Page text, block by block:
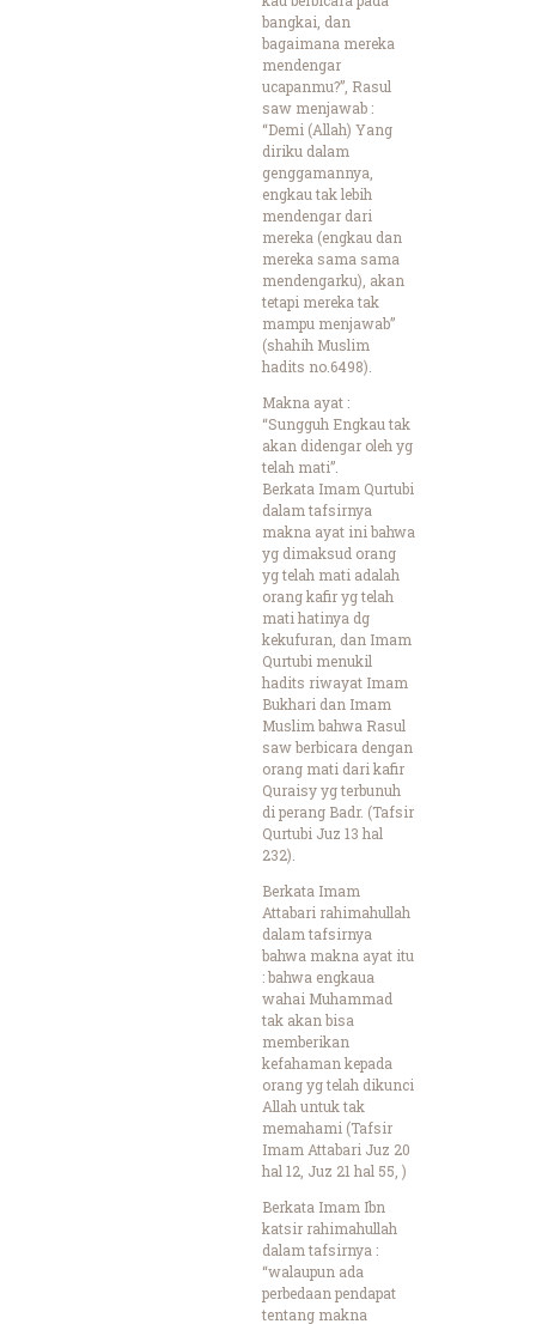
bangkai, dan
bagaimana mereka
mendengar
ucapanmu?”, Rasul
saw menjawab :
“Demi (Allah) Yang
diriku dalam
genggamannya,
engkau tak lebih
mendengar dari
mereka (engkau dan
mereka sama sama
mendengarku), akan
tetapi mereka tak
mampu menjawab”
(shahih Muslim
hadits no.6498).
Makna ayat :
“Sungguh Engkau tak
akan didengar oleh yg
telah mati”.
Berkata Imam Qurtubi
dalam tafsirnya
makna ayat ini bahwa
yg dimaksud orang
yg telah mati adalah
orang kafir yg telah
mati hatinya dg
kekufuran, dan Imam
Qurtubi menukil
hadits riwayat Imam
Bukhari dan Imam
Muslim bahwa Rasul
saw berbicara dengan
orang mati dari kafir
Quraisy yg terbunuh
di perang Badr. (Tafsir
Qurtubi Juz 13 hal
232).
Berkata Imam
Attabari rahimahullah
dalam tafsirnya
bahwa makna ayat itu
: bahwa engkaua
wahai Muhammad
tak akan bisa
memberikan
kefahaman kepada
orang yg telah dikunci
Allah untuk tak
memahami (Tafsir
Imam Attabari Juz 20
hal 12, Juz 21 hal 55, )
Berkata Imam Ibn
katsir rahimahullah
dalam tafsirnya :
“walaupun ada
perbedaan pendapat
tentang makna